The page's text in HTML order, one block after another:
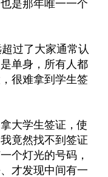
是那年唯一一个
过了大家通常认
单身，所有人都
很难拿到学生签
大学生签证，使
竟然找不到签证
个灯光的号码，
才发现中间有一